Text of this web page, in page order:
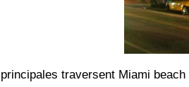
traversent Miami